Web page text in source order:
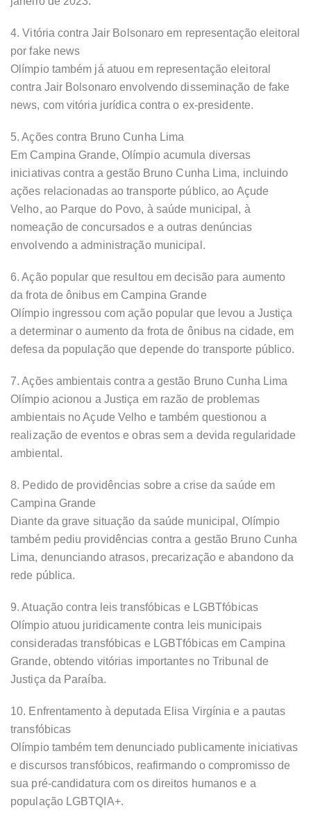
4. Vitória contra Jair Bolsonaro em representação eleitoral
por fake news
Olímpio também já atuou em representação eleitoral
contra Jair Bolsonaro envolvendo disseminação de fake
news, com vitória jurídica contra o ex-presidente.
5. Ações contra Bruno Cunha Lima
Em Campina Grande, Olímpio acumula diversas
iniciativas contra a gestão Bruno Cunha Lima, incluindo
ações relacionadas ao transporte público, ao Açude
Velho, ao Parque do Povo, à saúde municipal, à
nomeação de concursados e a outras denúncias
envolvendo a administração municipal.
6. Ação popular que resultou em decisão para aumento
da frota de ônibus em Campina Grande
Olímpio ingressou com ação popular que levou a Justiça
a determinar o aumento da frota de ônibus na cidade, em
defesa da população que depende do transporte público.
7. Ações ambientais contra a gestão Bruno Cunha Lima
Olímpio acionou a Justiça em razão de problemas
ambientais no Açude Velho e também questionou a
realização de eventos e obras sem a devida regularidade
ambiental.
8. Pedido de providências sobre a crise da saúde em
Campina Grande
Diante da grave situação da saúde municipal, Olímpio
também pediu providências contra a gestão Bruno Cunha
Lima, denunciando atrasos, precarização e abandono da
rede pública.
9. Atuação contra leis transfóbicas e LGBTfóbicas
Olímpio atuou juridicamente contra leis municipais
consideradas transfóbicas e LGBTfóbicas em Campina
Grande, obtendo vitórias importantes no Tribunal de
Justiça da Paraíba.
10. Enfrentamento à deputada Elisa Virgínia e a pautas
transfóbicas
Olímpio também tem denunciado publicamente iniciativas
e discursos transfóbicos, reafirmando o compromisso de
sua pré-candidatura com os direitos humanos e a
população LGBTQIA+.